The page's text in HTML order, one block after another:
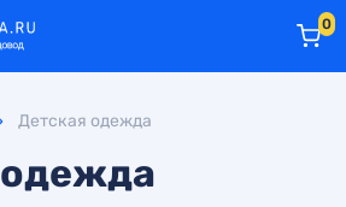
0
Детская одежда